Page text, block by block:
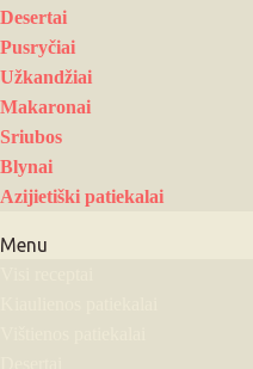
Desertai
Pusryčiai
Užkandžiai
Makaronai
Sriubos
Blynai
Azijietiški patiekalai
Menu